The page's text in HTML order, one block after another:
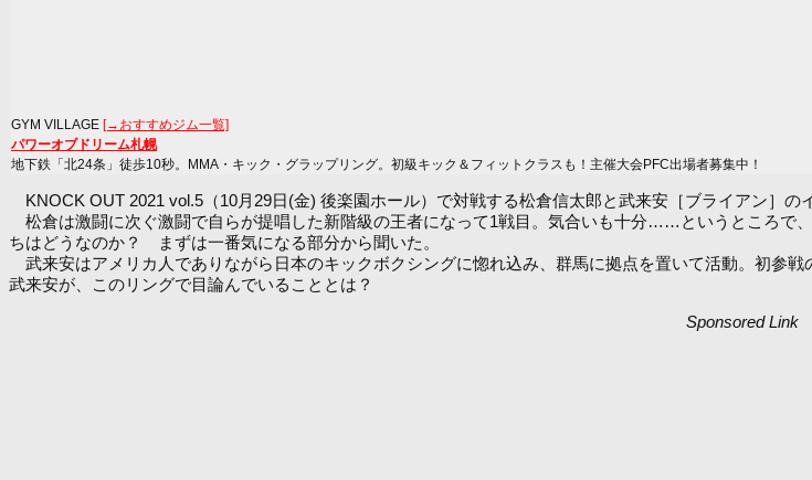
GYM VILLAGE [→おすすめジム一覧]
パワーオブドリーム札幌
地下鉄「北24条」徒歩10秒。MMA・キック・グラップリング。初級キック＆フィットクラスも！主催大会PFC出場者募集中！
KNOCK OUT 2021 vol.5（10月29日(金) 後楽園ホール）で対戦する松倉信太郎と武来安［ブライアン］の
松倉は激闘に次ぐ激闘で自らが提唱した新階級の王者になって1戦目。気合いも十分……というところで
ちはどうなのか？ まずは一番気になる部分から聞いた。
武来安はアメリカ人でありながら日本のキックボクシングに惚れ込み、群馬に拠点を置いて活動。初参
武来安が、このリングで目論んでいることとは？
Sponsored Link